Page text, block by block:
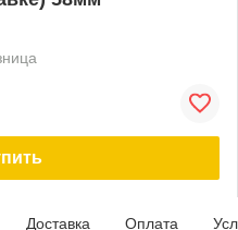
Доставка Оплата